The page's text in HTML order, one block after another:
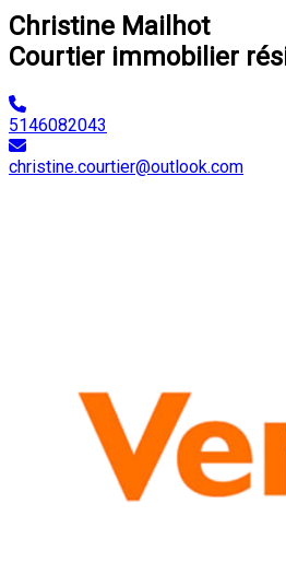
Christine Mailhot
Courtier immobilier
5146082043
christine.courtier@outlook.com